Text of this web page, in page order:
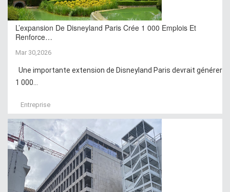
L’expansion De Disneyland Paris Crée 1 000 Emplois Et
Renforce…
Mar 30,2026
Une importante extension de Disneyland Paris devrait générer
1 000...
Entreprise